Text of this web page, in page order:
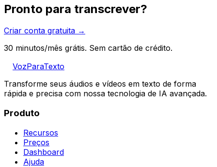
Pronto para transcrever?
Criar conta gratuita →
30 minutos/mês grátis. Sem cartão de crédito.
VozParaTexto
Transforme seus áudios e vídeos em texto de forma
rápida e precisa com nossa tecnologia de IA avançada.
Produto
Recursos
Preços
Dashboard
Ajuda